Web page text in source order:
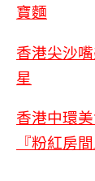
寶麵
香港尖沙
星
香港中環
『粉紅房間